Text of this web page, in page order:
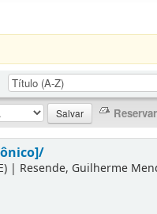
| Resende, Guilherme